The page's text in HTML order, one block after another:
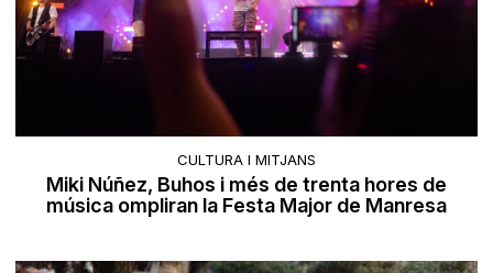
CULTURA I MITJANS
Miki Núñez, Buhos i més de trenta hores de
música ompliran la Festa Major de Manresa